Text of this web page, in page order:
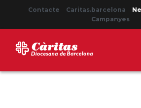
Contacte Caritas.barcelona
Campanyes